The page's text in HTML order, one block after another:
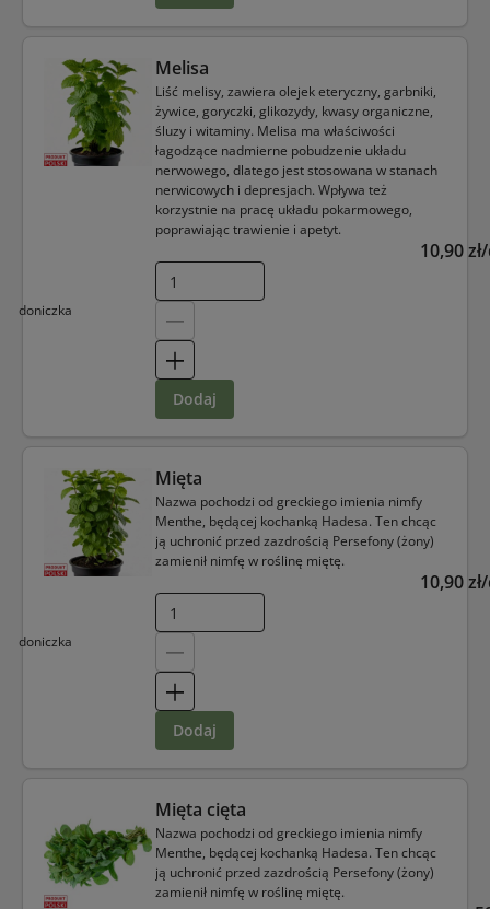
Melisa
Liść melisy, zawiera olejek eteryczny, garbniki,
żywice, goryczki, glikozydy, kwasy organiczne,
śluzy i witaminy. Melisa ma właściwości
łagodzące nadmierne pobudzenie układu
nerwowego, dlatego jest stosowana w stanach
nerwicowych i depresjach. Wpływa też
korzystnie na pracę układu pokarmowego,
poprawiając trawienie i apetyt.
10,90
doniczka
dodaj
Mięta
Nazwa pochodzi od greckiego imienia nimfy
Menthe, będącej kochanką Hadesa. Ten chcąc
ją uchronić przed zazdrością Persefony (żony)
zamienił nimfę w roślinę miętę.
10,90
doniczka
dodaj
Mięta cięta
Nazwa pochodzi od greckiego imienia nimfy
Menthe, będącej kochanką Hadesa. Ten chcąc
ją uchronić przed zazdrością Persefony (żony)
zamienił nimfę w roślinę miętę.